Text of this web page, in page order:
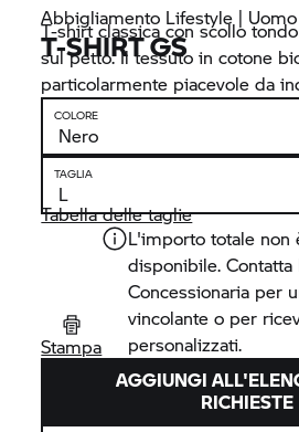
Abbigliamento Lifestyle | Uomo
T-SHIRT GS
T-shirt classica con scollo
sul petto. Il tessuto in cotone
particolarmente piacevole da
COLORE
TAGLIA
Tabella delle taglie
Stampa
L'importo totale non
disponibile. Contatta
Concessionaria per
vincolante o per
personalizzati.
AGGIUNGI
RICHIESTE